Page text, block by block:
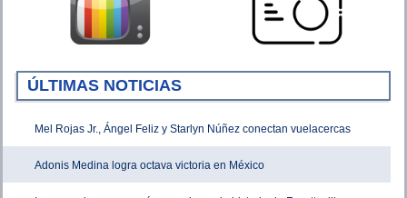
ÚLTIMAS NOTICIAS
Mel Rojas Jr., Ángel Feliz y Starlyn Núñez conectan vuelacercas
Adonis Medina logra octava victoria en México